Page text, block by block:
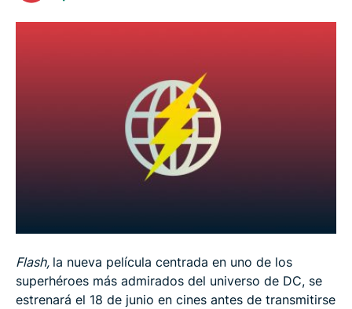
El futuro de las velocidades de internet: Wi-Fi 7
¿Su velocidad de internet es baja? Pruebe estos 8
La película Flash de 2023: Qué esperar
Flash, la nueva película centrada en uno de los
superhéroes más admirados del universo de DC, se
estrenará el 18 de junio en cines antes de transmitirse